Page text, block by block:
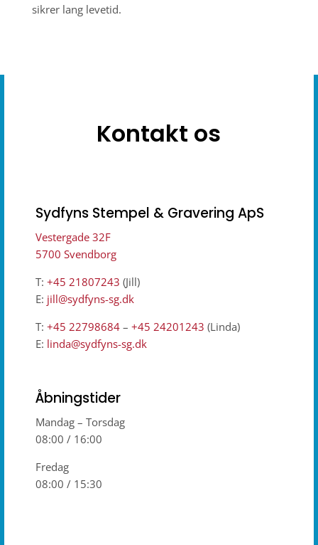
sikrer lang levetid.
Kontakt os
Sydfyns Stempel & Gravering ApS
Vestergade 32F
5700 Svendborg
T: +45 21807243 (Jill)
E: jill@sydfyns-sg.dk
T: +45 22798684– +45 24201243 (Linda)
E: linda@sydfyns-sg.dk
Åbningstider
Mandag – Torsdag
08:00 / 16:00
Fredag
08:00 / 15:30